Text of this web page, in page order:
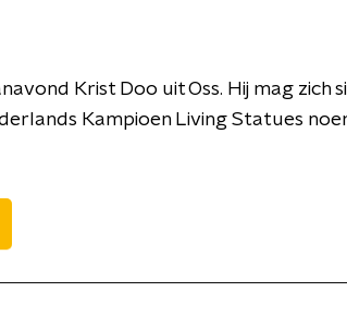
Krist Doo uit Oss. Hij mag zich
Kampioen Living Statues